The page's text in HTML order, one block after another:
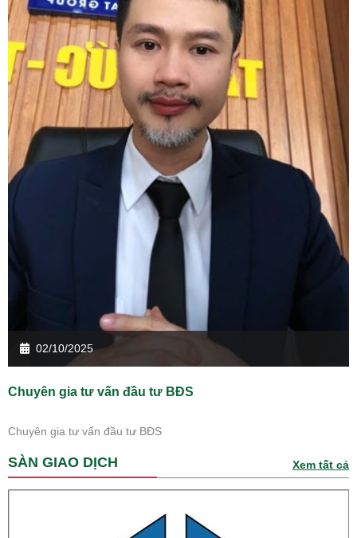
02/10/2025
Chuyên gia tư vấn đầu tư BĐS
Chuyên gia tư vấn đầu tư BĐS
SÀN GIAO DỊCH Xem tất cả